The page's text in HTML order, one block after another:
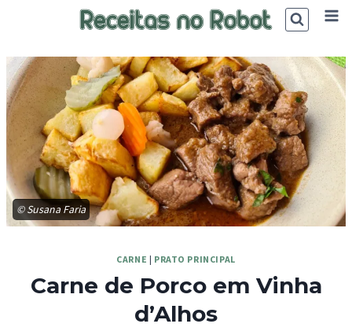
© Susana Faria
CARNE | PRATO PRINCIPAL
Carne de Porco em Vinha
d’Alhos